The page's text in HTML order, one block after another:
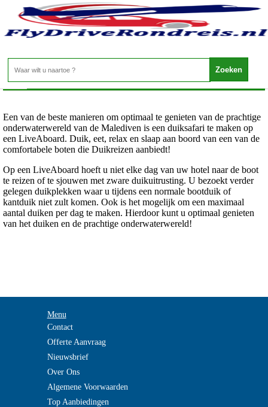
Malediven - Liveaboards Malediven
Home>
Een van de beste manieren om optimaal te genieten van de prachtige
onderwaterwereld van de Malediven is een duiksafari te maken op
een LiveAboard. Duik, eet, relax en slaap aan boord van een van de
comfortabele boten die Duikreizen aanbiedt!
Op een LiveAboard hoeft u niet elke dag van uw hotel naar de boot
te reizen of te sjouwen met zware duikuitrusting. U bezoekt verder
gelegen duikplekken waar u tijdens een normale bootduik of
kantduik niet zult komen. Ook is het mogelijk om een maximaal
aantal duiken per dag te maken. Hierdoor kunt u optimaal genieten
van het duiken en de prachtige onderwaterwereld!
Menu
Contact
Offerte Aanvraag
Nieuwsbrief
Over Ons
Algemene Voorwaarden
Top Aanbiedingen